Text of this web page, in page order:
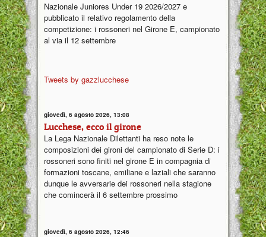
Nazionale Juniores Under 19 2026/2027 e
pubblicato il relativo regolamento della
competizione: i rossoneri nel Girone E, campionato
al via il 12 settembre
Tweets by gazzlucchese
giovedì, 6 agosto 2026, 13:08
Lucchese, ecco il girone
La Lega Nazionale Dilettanti ha reso note le
composizioni dei gironi del campionato di Serie D: i
rossoneri sono finiti nel girone E in compagnia di
formazioni toscane, emiliane e laziali che saranno
dunque le avversarie dei rossoneri nella stagione
che comincerà il 6 settembre prossimo
giovedì, 6 agosto 2026, 12:46